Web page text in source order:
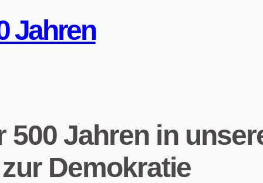
Jahren
500 Jahren in
Demokratie